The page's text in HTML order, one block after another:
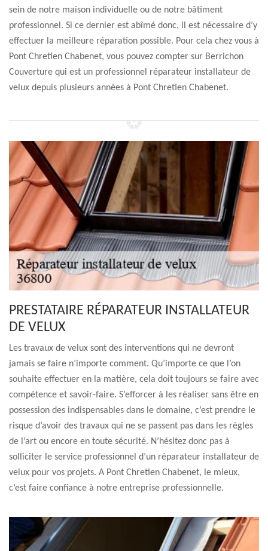
sein de notre maison individuelle ou de notre bâtiment
professionnel. Si ce dernier est abîmé donc, il est nécessaire d’y
effectuer la meilleure réparation possible. Pour cela chez vous à
Pont Chretien Chabenet, vous pouvez compter sur Berrichon
Couverture qui est un professionnel réparateur installateur de
velux depuis plusieurs années à Pont Chretien Chabenet.
PRESTATAIRE RÉPARATEUR INSTALLATEUR
DE VELUX
Les travaux de velux sont des interventions qui ne devront
jamais se faire n’importe comment. Qu’importe ce que l’on
souhaite effectuer en la matière, cela doit toujours se faire avec
compétence et savoir-faire. S’efforcer à les réaliser sans être en
possession des indispensables dans le domaine, c’est prendre le
risque d’avoir des travaux qui ne se passent pas dans les règles
de l’art ou encore en toute sécurité. N’hésitez donc pas à
solliciter le service professionnel d’un réparateur installateur de
velux pour vos projets. A Pont Chretien Chabenet, le mieux,
c’est faire confiance à notre entreprise professionnelle.